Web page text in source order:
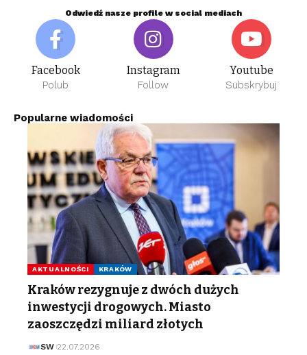
Odwiedź nasze profile w social mediach
Facebook
Polub
Instagram
Follow
Youtube
Subskrybuj
Popularne wiadomości
AKTUALNOŚCI KRAKÓW
Kraków rezygnuje z dwóch dużych
inwestycji drogowych. Miasto
zaoszczędzi miliard złotych
SW 22.07.2026